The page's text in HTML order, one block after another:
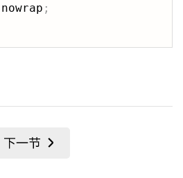
nowrap ;